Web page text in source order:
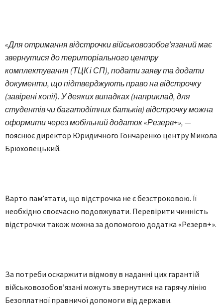
«Для отримання відстрочки військовозобов’язаний має
звернутися до територіального центру
комплектування (ТЦК і СП), подати заяву та додати
документи, що підтверджують право на відстрочку
(завірені копії). У деяких випадках (наприклад, для
студентів чи багатодітних батьків) відстрочку можна
оформити через мобільний додаток «Резерв+», —
пояснює директор Юридичного Гончаренко центру Микола
Брюховецький.
Варто пам’ятати, що відстрочка не є безстроковою. Її
необхідно своєчасно подовжувати. Перевірити чинність
відстрочки також можна за допомогою додатка «Резерв+».
За потреби оскаржити відмову в наданні цих гарантій
військовозобов’язані можуть звернутися на гарячу лінію
Безоплатної правничої допомоги від держави.